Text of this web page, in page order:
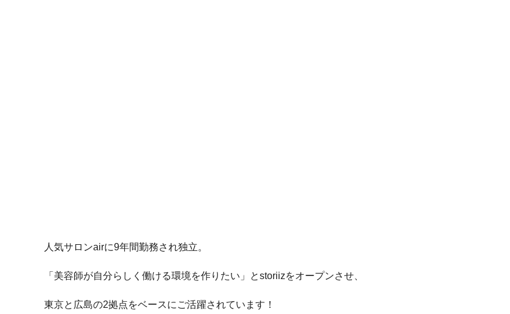
人気サロンairに9年間勤務され独立。
「美容師が自分らしく働ける環境を作りたい」とstoriizをオープンさせ、
東京と広島の2拠点をベースにご活躍されています！